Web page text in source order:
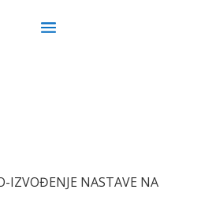
IZVOĐENJE NASTAVE NA